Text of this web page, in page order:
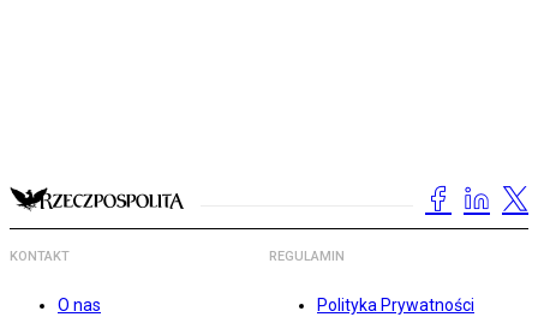
KONTAKT
O nas
REGULAMIN
Polityka Prywatności